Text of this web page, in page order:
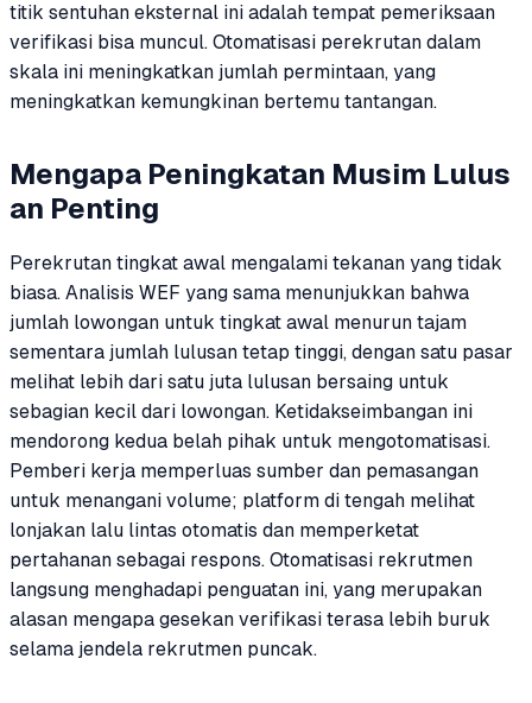
titik sentuhan eksternal ini adalah tempat pemeriksaan
verifikasi bisa muncul. Otomatisasi perekrutan dalam
skala ini meningkatkan jumlah permintaan, yang
meningkatkan kemungkinan bertemu tantangan.
Mengapa Peningkatan Musim Lulus
an Penting
Perekrutan tingkat awal mengalami tekanan yang tidak
biasa. Analisis WEF yang sama menunjukkan bahwa
jumlah lowongan untuk tingkat awal menurun tajam
sementara jumlah lulusan tetap tinggi, dengan satu pasar
melihat lebih dari satu juta lulusan bersaing untuk
sebagian kecil dari lowongan. Ketidakseimbangan ini
mendorong kedua belah pihak untuk mengotomatisasi.
Pemberi kerja memperluas sumber dan pemasangan
untuk menangani volume; platform di tengah melihat
lonjakan lalu lintas otomatis dan memperketat
pertahanan sebagai respons. Otomatisasi rekrutmen
langsung menghadapi penguatan ini, yang merupakan
alasan mengapa gesekan verifikasi terasa lebih buruk
selama jendela rekrutmen puncak.